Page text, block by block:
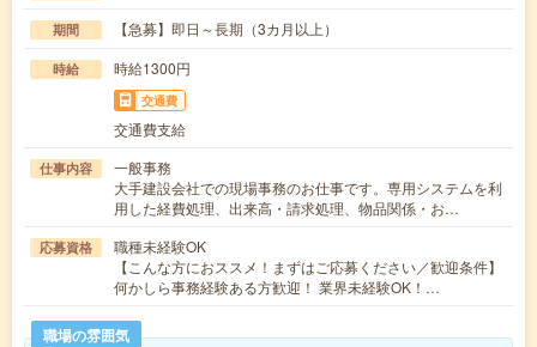
期間 【急募】即日～長期（3カ月以上）
時給 時給1300円
交通費
交通費支給
仕事内容
一般事務
大手建設会社での現場事務のお仕事です。専用システムを利
用した経費処理、出来高・請求処理、物品関係・お…
応募資格
職種未経験OK
【こんな方におススメ！まずはご応募ください／歓迎条件】
何かしら事務経験ある方歓迎！ 業界未経験OK！…
職場の雰囲気